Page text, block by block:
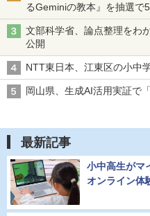
るGeminiの教本』を抽選
2026年8月12日（水）まで
文部科学省、論点整理をわ
公開
NTT東日本、江東区の小中
岡山県、生成AI活用実証で
最新記事
小中高生がマ
オンライン体